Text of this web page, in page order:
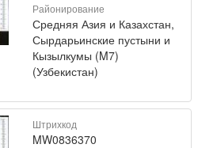
Районирование
Средняя Азия и Казахстан,
Сырдарьинские пустыни и
Кызылкумы (M7)
(Узбекистан)
Штрихкод
MW0836370